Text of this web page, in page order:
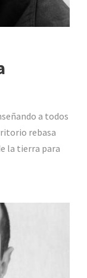
a todos
rebasa
la tierra para